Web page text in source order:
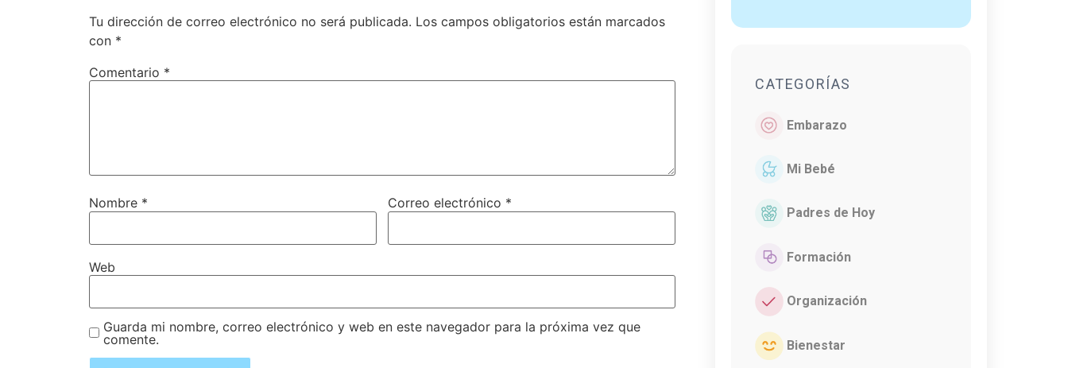
Tu dirección de correo electrónico no será publicada. Los campos obligatorios están marcados
con *
Comentario *
Nombre * Correo electrónico *
Web
Guarda mi nombre, correo electrónico y web en este navegador para la próxima vez que
comente.
CATEGORÍAS
Embarazo
Mi Bebé
Padres de Hoy
Formación
Organización
Bienestar